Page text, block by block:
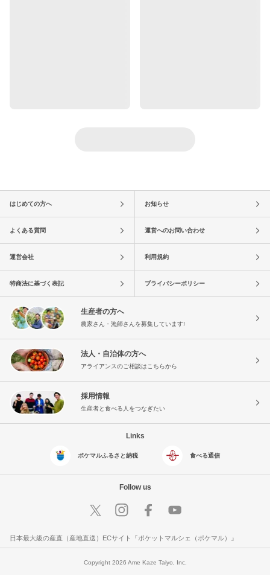
はじめての方へ お知らせ
よくある質問 運営へのお問い合わせ
運営会社 利用規約
特商法に基づく表記 プライバシーポリシー
生産者の方へ
農家さん・漁師さんを募集しています!
法人・自治体の方へ
アライアンスのご相談はこちらから
採用情報
生産者と食べる人をつなぎたい
Links
ポケマルふるさと納税 食べる通信
Follow us
日本最大級の産直（産地直送）ECサイト『ポケットマルシェ（ポケマル）』
Copyright 2026 Ame Kaze Taiyo, Inc.